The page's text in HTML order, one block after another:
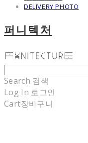
DELIVERY PHOTO
퍼니텍처
Search 검색
Log In 로그인
Cart장바구니